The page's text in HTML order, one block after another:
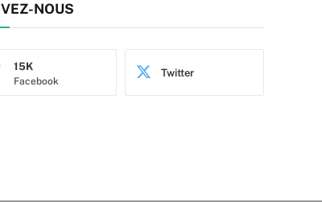
NOUS
Facebook
15K Twitter